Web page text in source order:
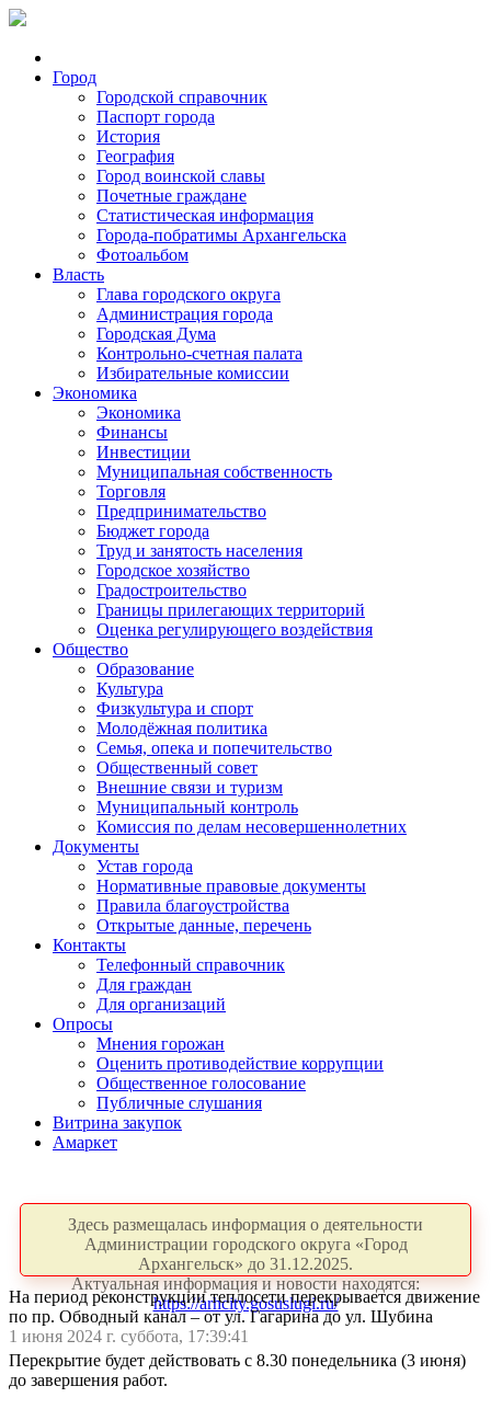
Город
Городской справочник
Паспорт города
История
География
Город воинской славы
Почетные граждане
Статистическая информация
Города-побратимы Архангельска
Фотоальбом
Власть
Глава городского округа
Администрация города
Городская Дума
Контрольно-счетная палата
Избирательные комиссии
Экономика
Экономика
Финансы
Инвестиции
Муниципальная собственность
Торговля
Предпринимательство
Бюджет города
Труд и занятость населения
Городское хозяйство
Градостроительство
Границы прилегающих территорий
Оценка регулирующего воздействия
Общество
Образование
Культура
Физкультура и спорт
Молодёжная политика
Семья, опека и попечительство
Общественный совет
Внешние связи и туризм
Муниципальный контроль
Комиссия по делам несовершеннолетних
Документы
Устав города
Нормативные правовые документы
Правила благоустройства
Открытые данные, перечень
Контакты
Телефонный справочник
Для граждан
Для организаций
Опросы
Мнения горожан
Оценить противодействие коррупции
Общественное голосование
Публичные слушания
Витрина закупок
Амаркет
Здесь размещалась информация о деятельности
Администрации городского округа «Город
Архангельск» до 31.12.2025.
Актуальная информация и новости находятся:
https://arhcity.gosuslugi.ru/
На период реконструкции теплосети перекрывается движение
по пр. Обводный канал – от ул. Гагарина до ул. Шубина
1 июня 2024 г. суббота, 17:39:41
Перекрытие будет действовать с 8.30 понедельника (3 июня)
до завершения работ.